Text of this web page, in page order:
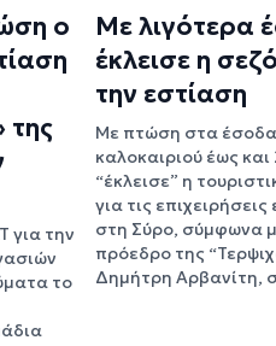
ο
της
για την
το
Με λιγότερα
έκλεισε η
την εστίαση
Με πτώση στα
καλοκαιριού έως
“έκλεισε” η
για τις
στη Σύρο, σύμφωνα
πρόεδρο της
Δημήτρη Αρβανίτη,